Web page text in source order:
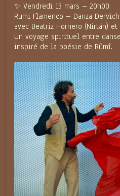
✨ Vendredi 13 mars – 20h00
Rumi Flamenco – Danza
avec Beatriz Hornero (Nirtán)
Un voyage spirituel entre
inspiré de la poésie de Rûmî.